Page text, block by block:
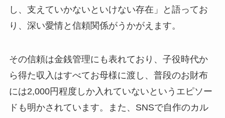
し、支えていかないといけない存在」と語ってお
り、深い愛情と信頼関係がうかがえます。
その信頼は金銭管理にも表れており、子役時代か
ら得た収入はすべてお母様に渡し、普段のお財布
には2,000円程度しか入れていないというエピソー
ドも明かされています。また、SNSで自作のカル